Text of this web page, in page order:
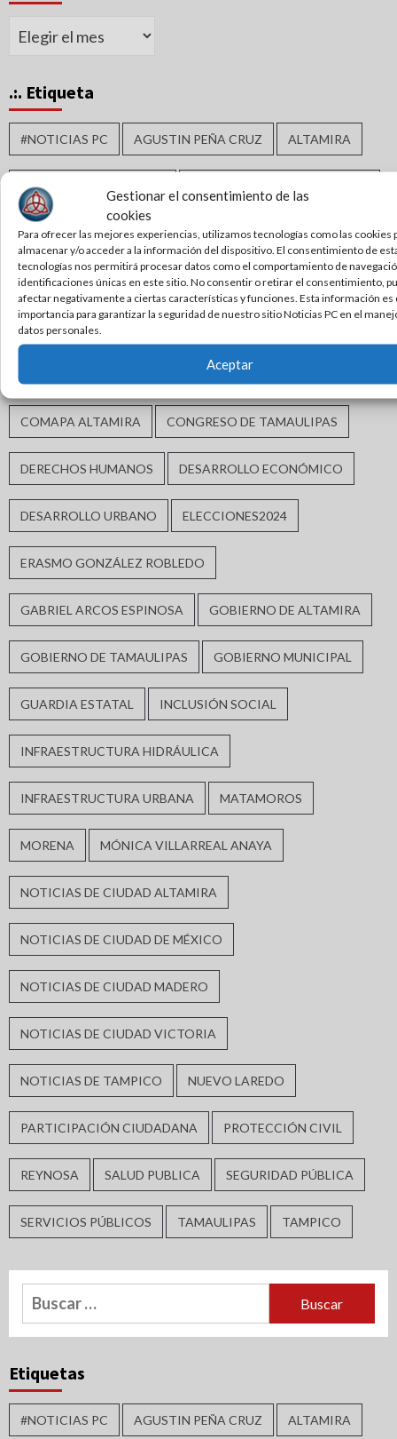
Gestionar el consentimiento de las
cookies
Para ofrecer las mejores experiencias, utilizamos tecnologías como las cookies
almacenar y/o acceder a la información del dispositivo. El consentimiento de
tecnologías nos permitirá procesar datos como el comportamiento de
identificaciones únicas en este sitio. No consentir o retirar el consentimiento,
afectar negativamente a ciertas características y funciones. Esta información es
importancia para garantizar la seguridad de nuestro sitio Noticias PC en el
datos personales.
Aceptar
Archivos
.:. Etiqueta
#NOTICIAS PC AGUSTIN PEÑA CRUZ ALTAMIRA
ALTAMIRA TAMAULIPAS
ARMANDO MARTÍNEZ MANRÍQUEZ BIENESTAR SOCIAL
CALIDAD DE VIDA CHUCHO NADER
CIUDAD MADERO
CLAUDIA SHEINBAUM PARDO
COMAPA ALTAMIRA CONGRESO DE TAMAULIPAS
DERECHOS HUMANOS DESARROLLO ECONÓMICO
DESARROLLO URBANO ELECCIONES2024
ERASMO GONZÁLEZ ROBLEDO
GABRIEL ARCOS ESPINOSA GOBIERNO DE ALTAMIRA
GOBIERNO DE TAMAULIPAS GOBIERNO MUNICIPAL
GUARDIA ESTATAL INCLUSIÓN SOCIAL
INFRAESTRUCTURA HIDRÁULICA
INFRAESTRUCTURA URBANA MATAMOROS
MORENA MÓNICA VILLARREAL ANAYA
NOTICIAS DE CIUDAD ALTAMIRA
NOTICIAS DE CIUDAD DE MÉXICO
NOTICIAS DE CIUDAD MADERO
NOTICIAS DE CIUDAD VICTORIA
NOTICIAS DE TAMPICO NUEVO LAREDO
PARTICIPACIÓN CIUDADANA PROTECCIÓN CIVIL
REYNOSA SALUD PUBLICA SEGURIDAD PÚBLICA
SERVICIOS PÚBLICOS TAMAULIPAS TAMPICO
Buscar:
Etiquetas
#NOTICIAS PC AGUSTIN PEÑA CRUZ ALTAMIRA